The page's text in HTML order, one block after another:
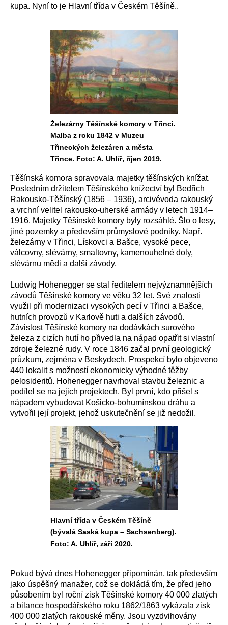
kupa. Nyní to je Hlavní třída v Českém Těšíně..
Železárny Těšínské komory v Třinci.
Malba z roku 1842 v Muzeu
Třineckých železáren a města
Třince. Foto: A. Uhlíř, říjen 2019.
Těšínská komora spravovala majetky těšínských knížat.
Posledním držitelem Těšínského knížectví byl Bedřich
Rakousko-Těšínský (1856 – 1936), arcivévoda rakouský
a vrchní velitel rakousko-uherské armády v letech 1914–
1916. Majetky Těšínské komory byly rozsáhlé. Šlo o lesy,
jiné pozemky a především průmyslové podniky. Např.
železárny v Třinci, Lískovci a Bašce, vysoké pece,
válcovny, slévárny, smaltovny, kamenouhelné doly,
slévárnu mědi a další závody.
Ludwig Hohenegger se stal ředitelem nejvýznamnějších
závodů Těšínské komory ve věku 32 let. Své znalosti
využil při modernizaci vysokých pecí v Třinci a Bašce,
hutních provozů v Karlově huti a dalších závodů.
Závislost Těšínské komory na dodávkách surového
železa z cizích hutí ho přivedla na nápad opatřit si vlastní
zdroje železné rudy. V roce 1846 začal první geologický
průzkum, zejména v Beskydech. Prospekcí bylo objeveno
440 lokalit s možností ekonomicky výhodné těžby
pelosideritů. Hohenegger navrhoval stavbu železnic a
podílel se na jejich projektech. Byl první, kdo přišel s
nápadem vybudovat Košicko-bohumínskou dráhu a
vytvořil její projekt, jehož uskutečnění se již nedožil.
Hlavní třída v Českém Těšíně
(bývalá Saská kupa – Sachsenberg).
Foto: A. Uhlíř, září 2020.
Pokud bývá dnes Hohenegger připomínán, tak především
jako úspěšný manažer, což se dokládá tím, že před jeho
působením byl roční zisk Těšínské komory 40 000 zlatých
a bilance hospodářského roku 1862/1863 vykázala zisk
400 000 zlatých rakouské měny. Jsou vyzdvihovány